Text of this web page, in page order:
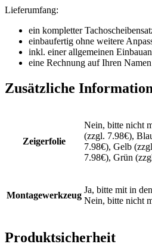
Lieferumfang:
ein kompletter
einbaufertig ohne weitere
inkl. einer allgemeinen
eine Rechnung auf Ihren Namen
Zusätzliche
Zeigerfolie
Nein, bitte nicht
(zzgl. 7.98€),
7.98€), Gelb
7.98€), Grün
Montagewerkzeug
Ja, bitte mit in
Nein, bitte nicht
Produktsicherheit